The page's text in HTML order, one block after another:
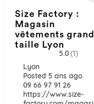
Size Factory :
Magasin
vêtements
taille Lyon
5.0(1)
Lyon
Posted 5 ans ago
09 66 97 91 26
https://www.size-